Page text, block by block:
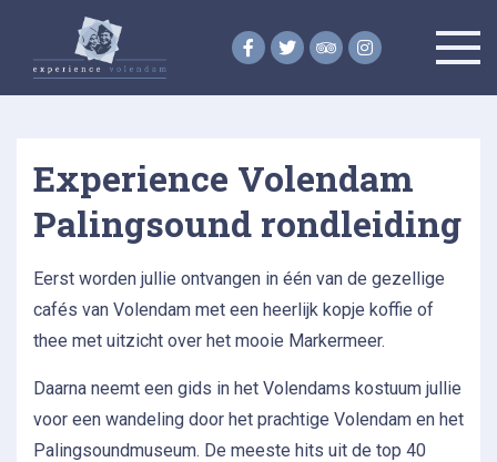
content
Arrangementen
Evenementen
Partners
Contact
Informatie
Experience Volendam
Palingsound rondleiding
Eerst worden jullie ontvangen in één van de gezellige
cafés van Volendam met een heerlijk kopje koffie of
thee met uitzicht over het mooie Markermeer.
Daarna neemt een gids in het Volendams kostuum jullie
voor een wandeling door het prachtige Volendam en het
Palingsoundmuseum. De meeste hits uit de top 40